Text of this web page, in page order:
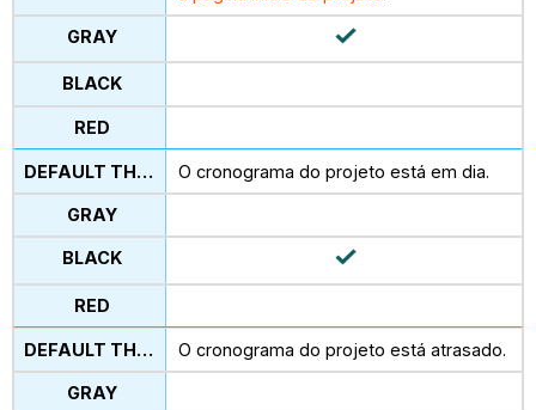
O cronograma do projeto está em dia.
O cronograma do projeto está atrasado.